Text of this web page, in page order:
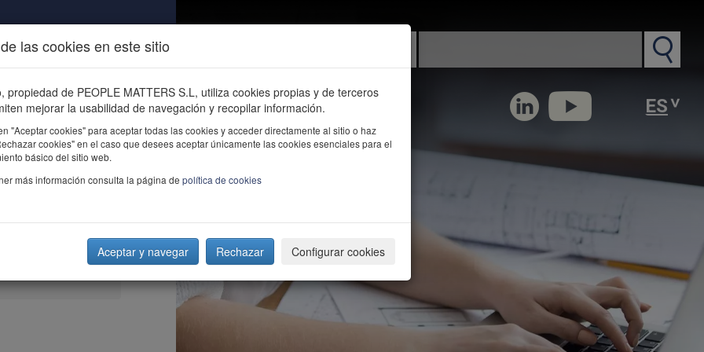
ÚNETE CONTACTO
Director-Spain
las cookies en este sitio
propiedad de PEOPLE MATTERS S.L, utiliza cookies propias y de terceros
mejorar la usabilidad de navegación y recopilar información.
"Aceptar cookies" para aceptar todas las cookies y acceder directamente al sitio o haz
cookies" en el caso que desees aceptar únicamente las cookies esenciales para el
básico del sitio web.
más información consulta la página de política de cookies
Aceptar y navegar Rechazar Configurar cookies